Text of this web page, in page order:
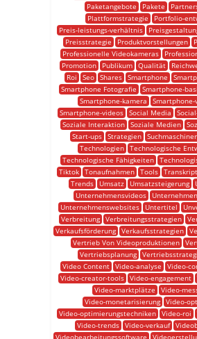
Paketangebote
Pakete
Plattformstrategie
Portfolio-
Preis-leistungs-verhältnis
Preisstrategie
Produktvorstellungen
Professionelle Videokameras
Promotion
Publikum Qualität
Roi
Seo Shares Smartphone
Smartphone Fotografie
Smartphone-
Smartphone-kamera
Smartphone-videos Social Media
Soziale Interaktion Soziale Medien
Start-ups Strategien
Technologien Technologische
Technologische Fähigkeiten
Tiktok
Tonaufnahmen Tools
Trends
Umsatz Umsatzsteigerung
Unternehmensvideos
Unternehmenswebsites
Untertitel
Verbreitung
Verbreitungsstrategien
Verkaufsförderung Verkaufsstrategien
Vertrieb Von Videoproduktionen
Vertriebsplanung
Video Content
Video-analyse
Video-
Video-creator-tools
Video-engagement
Video-marktplätze
Video-
Video-monetarisierung
Video-
Video-optimierungstechniken Video-roi
Video-trends
Video-verkauf
Videobearbeitungssoftware